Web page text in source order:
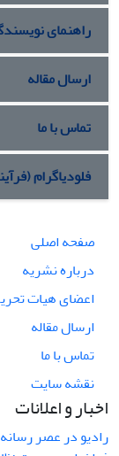
راهنمای
ارسال مقاله
تماس با ما
فلودیاگرام
صفحه اصلی
درباره نشریه
اعضای هیات
ارسال مقاله
تماس با ما
نقشه سایت
اخبار و اعلانات
رادیو در عصر